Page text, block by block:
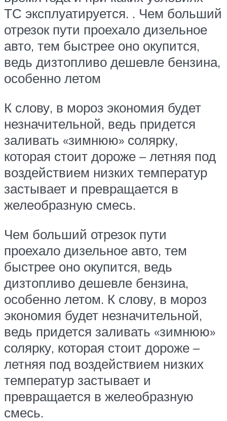
ТС эксплуатируется. . Чем больший
отрезок пути проехало дизельное
авто, тем быстрее оно окупится,
ведь дизтопливо дешевле бензина,
особенно летом
К слову, в мороз экономия будет
незначительной, ведь придется
заливать «зимнюю» солярку,
которая стоит дороже – летняя под
воздействием низких температур
застывает и превращается в
желеобразную смесь.
Чем больший отрезок пути
проехало дизельное авто, тем
быстрее оно окупится, ведь
дизтопливо дешевле бензина,
особенно летом. К слову, в мороз
экономия будет незначительной,
ведь придется заливать «зимнюю»
солярку, которая стоит дороже –
летняя под воздействием низких
температур застывает и
превращается в желеобразную
смесь.